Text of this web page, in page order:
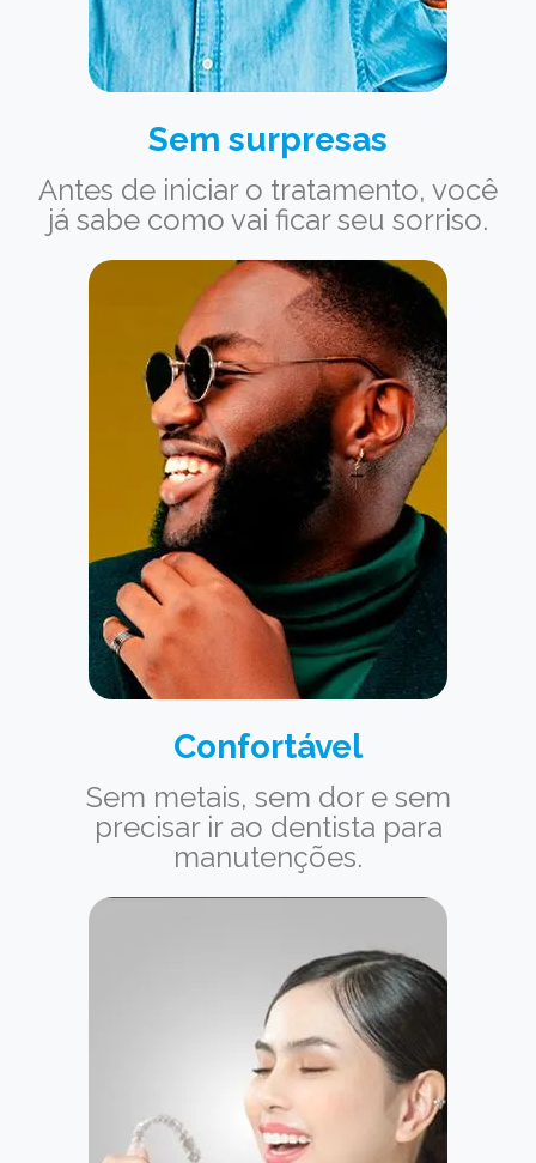
Sem surpresas
Antes de iniciar o tratamento, você
já sabe como vai ficar seu sorriso.
Confortável
Sem metais, sem dor e sem
precisar ir ao dentista para
manutenções.